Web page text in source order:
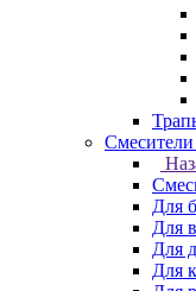
Смесители
Для
Для
Для
Для